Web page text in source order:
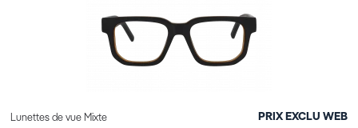
Lunettes de vue Mixte PRIX EXCLU WEB